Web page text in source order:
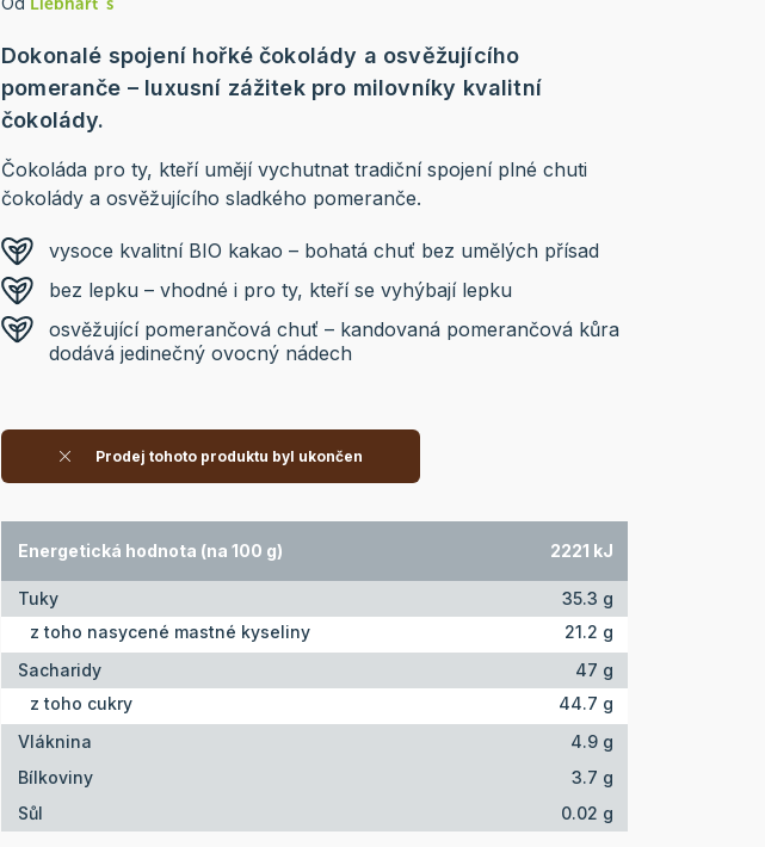
Liebhart´s
Dokonalé spojení hořké čokolády a osvěžujícího
pomeranče – luxusní zážitek pro milovníky kvalitní
čokolády.
Čokoláda pro ty, kteří umějí vychutnat tradiční spojení plné chuti
čokolády a osvěžujícího sladkého pomeranče.
vysoce kvalitní BIO kakao – bohatá chuť bez umělých přísad
bez lepku – vhodné i pro ty, kteří se vyhýbají lepku
osvěžující pomerančová chuť – kandovaná pomerančová kůra
dodává jedinečný ovocný nádech
Prodej tohoto produktu byl ukončen
Energetická hodnota (na 100 g) 2221 kJ
Tuky
35.3 g
z toho nasycené mastné kyseliny
21.2 g
Sacharidy
47 g
z toho cukry
44.7 g
Vláknina
4.9 g
Bílkoviny
3.7 g
Sůl
0.02 g